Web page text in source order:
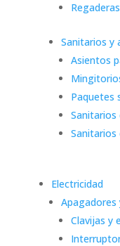
Regaderas
Sanitarios y
Asientos
Paquetes
Sanitarios
Sanitarios
Electricidad
Clavijas y